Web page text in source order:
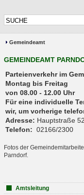
Gemeindeamt
GEMEINDEAMT
Parteienverkehr
Montag bis Freitag
von 08.00 - 12.00 Uhr
Für eine individuelle
wir, um vorherige
Adresse: Hauptstraße
Telefon: 02166/2300
Fotos der
Parndorf.
Amtsleitung